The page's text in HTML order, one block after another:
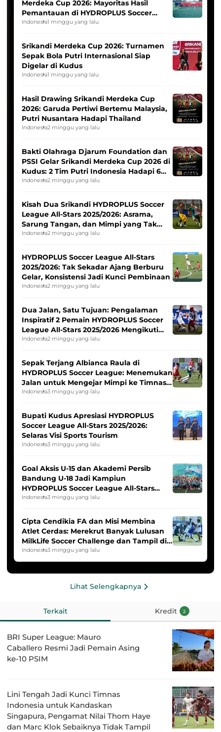
Merdeka Cup 2026: Mayoritas Hasil
Pemantauan di HYDROPLUS Soccer
League
Indonesia1 minggu yang lalu
Srikandi Merdeka Cup 2026: Turnamen
Sepak Bola Putri Internasional Siap
Digelar di Kudus
Indonesia1 minggu yang lalu
Hasil Drawing Srikandi Merdeka Cup
2026: Garuda Pertiwi Bertemu Malaysia,
Putri Nusantara Hadapi Thailand
Indonesia2 minggu yang lalu
Bakti Olahraga Djarum Foundation dan
PSSI Gelar Srikandi Merdeka Cup 2026 di
Kudus: 2 Tim Putri Indonesia Hadapi 6
Tim Asia
Indonesia2 minggu yang lalu
Kisah Dua Srikandi HYDROPLUS Soccer
League All-Stars 2025/2026: Asrama,
Sarung Tangan, dan Mimpi yang Tak
Pernah Padam
Indonesia2 minggu yang lalu
HYDROPLUS Soccer League All-Stars
2025/2026: Tak Sekadar Ajang Berburu
Gelar, Konsistensi Jadi Kunci Pembinaan
Indonesia2 minggu yang lalu
Dua Jalan, Satu Tujuan: Pengalaman
Inspiratif 2 Pemain HYDROPLUS Soccer
League All-Stars 2025/2026 Mengikuti
Seleksi Timnas Indonesia Putri
Indonesia2 minggu yang lalu
Sepak Terjang Albianca Raula di
HYDROPLUS Soccer League: Menemukan
Jalan untuk Mengejar Mimpi ke Timnas
Indonesia Putri
Indonesia3 minggu yang lalu
Bupati Kudus Apresiasi HYDROPLUS
Soccer League All-Stars 2025/2026:
Selaras Visi Sports Tourism
Indonesia3 minggu yang lalu
Goal Aksis U-15 dan Akademi Persib
Bandung U-18 Jadi Kampiun
HYDROPLUS Soccer League All-Stars
2025/2026
Indonesia3 minggu yang lalu
Cipta Cendikia FA dan Misi Membina
Atlet Cerdas: Merekrut Banyak Lulusan
MilkLife Soccer Challenge dan Tampil di
HYDROPLUS Soccer League
Indonesia3 minggu yang lalu
Lihat Selengkapnya
Terkait Kredit 2
BRI Super League: Mauro
Caballero Resmi Jadi Pemain Asing
ke-10 PSIM
Lini Tengah Jadi Kunci Timnas
Indonesia untuk Kandaskan
Singapura, Pengamat Nilai Thom Haye
dan Marc Klok Sebaiknya Tidak Tampil